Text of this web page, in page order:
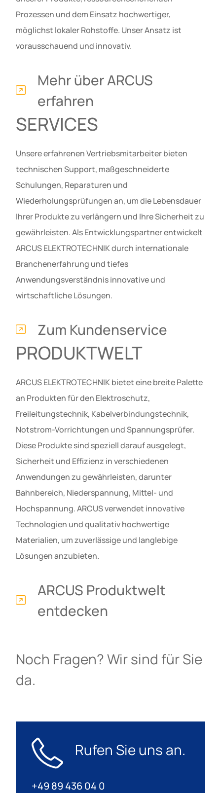
Prozessen und dem Einsatz hochwertiger,
möglichst lokaler Rohstoffe. Unser Ansatz ist
vorausschauend und innovativ.
Mehr über ARCUS
erfahren
SERVICES
Unsere erfahrenen Vertriebsmitarbeiter bieten
technischen Support, maßgeschneiderte
Schulungen, Reparaturen und
Wiederholungsprüfungen an, um die Lebensdauer
Ihrer Produkte zu verlängern und Ihre Sicherheit zu
gewährleisten. Als Entwicklungspartner entwickelt
ARCUS ELEKTROTECHNIK durch internationale
Branchenerfahrung und tiefes
Anwendungsverständnis innovative und
wirtschaftliche Lösungen.
Zum Kundenservice
PRODUKTWELT
ARCUS ELEKTROTECHNIK bietet eine breite Palette
an Produkten für den Elektroschutz,
Freileitungstechnik, Kabelverbindungstechnik,
Notstrom-Vorrichtungen und Spannungsprüfer.
Diese Produkte sind speziell darauf ausgelegt,
Sicherheit und Effizienz in verschiedenen
Anwendungen zu gewährleisten, darunter
Bahnbereich, Niederspannung, Mittel- und
Hochspannung. ARCUS verwendet innovative
Technologien und qualitativ hochwertige
Materialien, um zuverlässige und langlebige
Lösungen anzubieten.
ARCUS Produktwelt
entdecken
Noch Fragen? Wir sind für Sie
da.
Rufen Sie uns an.
+49 89 436 04 0